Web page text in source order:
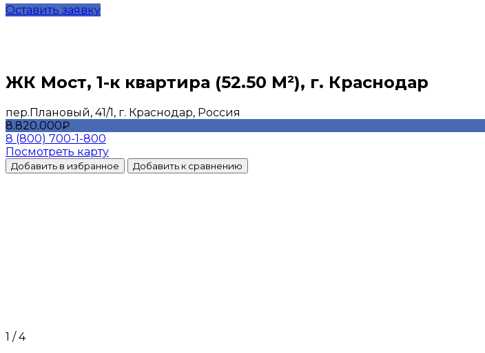
Оставить заявку
ЖК Мост, 1-к квартира (52.50 М²), г. Краснодар
пер.Плановый, 41/1, г. Краснодар, Россия
8.820.000₽
8 (800) 700-1-800
Посмотреть карту
Добавить в избранное Добавить к сравнению
1 /4